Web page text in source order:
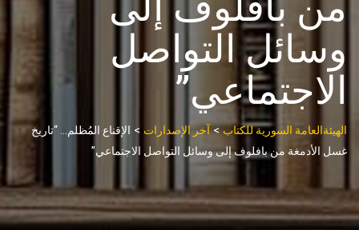
وسائل التواصل
الاجتماعي”
الهيئةالعامة السورية للكتاب >آخر الإصدارات > الإقناع المُظلم… “تاريخ
غسل الأدمغة من بافلوف إلى وسائل التواصل الاجتماعي”